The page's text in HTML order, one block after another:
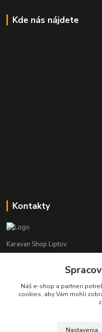
Kde nás nájdete
Kontakty
Karavan Shop Liptov
+421 903 626 885
info@karavanshopliptov.sk
Náš e-shop a partneri
cookies, aby Vám mohli
Nastavenia